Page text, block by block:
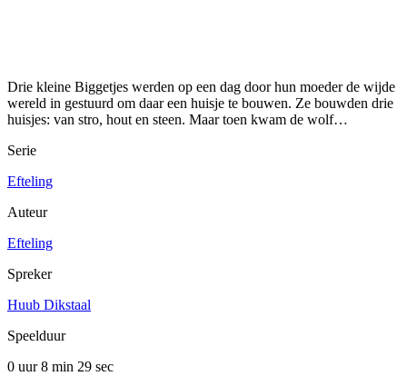
Drie kleine Biggetjes werden op een dag door hun moeder de wijde
wereld in gestuurd om daar een huisje te bouwen. Ze bouwden drie
huisjes: van stro, hout en steen. Maar toen kwam de wolf…
Serie
Efteling
Auteur
Efteling
Spreker
Huub Dikstaal
Speelduur
0 uur 8 min 29 sec